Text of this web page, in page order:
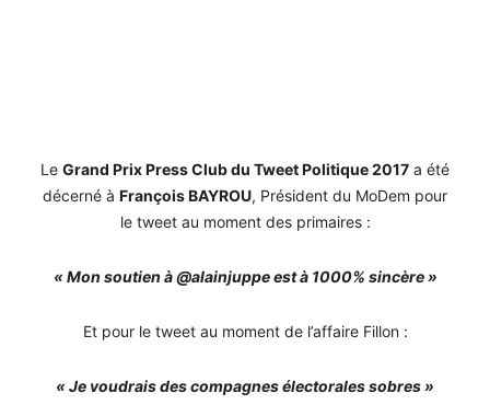
Le Grand Prix Press Club du Tweet Politique 2017 a été
décerné à François BAYROU, Président du MoDem pour
le tweet au moment des primaires :
« Mon soutien à @alainjuppe est à 1000% sincère »
Et pour le tweet au moment de l’affaire Fillon :
« Je voudrais des compagnes électorales sobres »